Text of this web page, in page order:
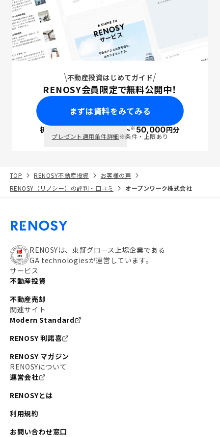
不動産投資はじめてガイド
RENOSY会員限定で無料公開中！
まずは資料をみてみる
初回面談で ポイント※50,000円分
プレゼント適用条件詳細※条件・上限あり
TOP RENOSY不動産投資
お客様の声
RENOSY（リノシー）の評判・口コミ
オープンワーク株式会社
RENOSYは、東証グロース上場企業である
GA technologiesが運営しています。
サービス
不動産投資
不動産売却
関連サイト
Modern Standard
RENOSY 利諾喜
RENOSY マガジン
RENOSYについて
運営会社
RENOSYとは
利用規約
お問い合わせ窓口